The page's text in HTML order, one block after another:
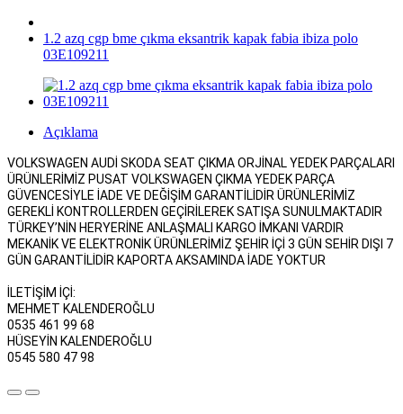
1.2 azq cgp bme çıkma eksantrik kapak fabia ibiza polo
03E109211
Açıklama
VOLKSWAGEN AUDİ SKODA SEAT ÇIKMA ORJİNAL YEDEK PARÇALARI
ÜRÜNLERİMİZ PUSAT VOLKSWAGEN ÇIKMA YEDEK PARÇA
GÜVENCESİYLE İADE VE DEĞİŞİM GARANTİLİDİR ÜRÜNLERİMİZ
GEREKLİ KONTROLLERDEN GEÇİRİLEREK SATIŞA SUNULMAKTADIR
TÜRKEY’NİN HERYERİNE ANLAŞMALI KARGO İMKANI VARDIR
MEKANİK VE ELEKTRONİK ÜRÜNLERİMİZ ŞEHİR İÇİ 3 GÜN SEHİR DIŞI 7
GÜN GARANTİLİDİR KAPORTA AKSAMINDA İADE YOKTUR
İLETİŞİM İÇİ:
MEHMET KALENDEROĞLU
0535 461 99 68
HÜSEYİN KALENDEROĞLU
0545 580 47 98